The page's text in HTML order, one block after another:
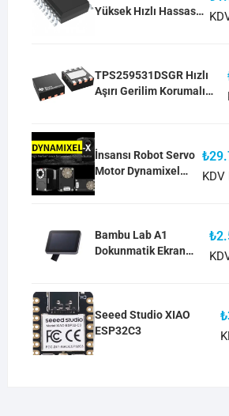
Yüksek Hızlı Hassas
TPS259531DSGR Hızlı
Aşırı Gerilim Korumalı
İnsansı Robot Servo
Motor Dynamixel
XH430-W350-R RS-
₺
KDV
Bambu Lab A1
Dokunmatik Ekran
₺
Seeed Studio XIAO
ESP32C3
₺